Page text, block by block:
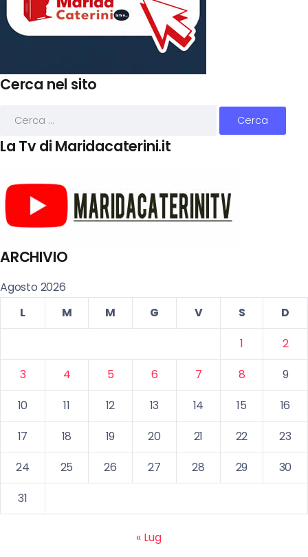
Cerca nel sito
La Tv di Maridacaterini.it
ARCHIVIO
Agosto 2026
L
M M G V S
D
1
2
3
4 5 6 7 8
9
10
11 12 13 14 15
16
17
18 19 20 21 22
23
24
25 26 27 28 29
30
31
« Lug